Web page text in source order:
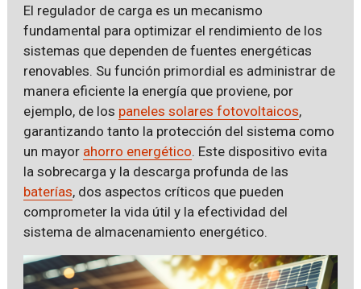
El regulador de carga es un mecanismo
fundamental para optimizar el rendimiento de los
sistemas que dependen de fuentes energéticas
renovables. Su función primordial es administrar de
manera eficiente la energía que proviene, por
ejemplo, de los paneles solares fotovoltaicos,
garantizando tanto la protección del sistema como
un mayor ahorro energético. Este dispositivo evita
la sobrecarga y la descarga profunda de las
baterías, dos aspectos críticos que pueden
comprometer la vida útil y la efectividad del
sistema de almacenamiento energético.